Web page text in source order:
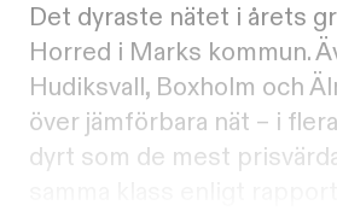
Det dyraste nätet i årets
Horred i Marks kommun.
Hudiksvall, Boxholm och
över jämförbara nät – i
dyrt som de mest